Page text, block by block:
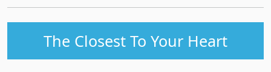
The Closest To Your Heart